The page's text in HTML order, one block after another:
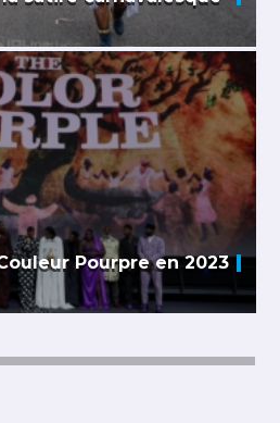
Pourpre en 2023